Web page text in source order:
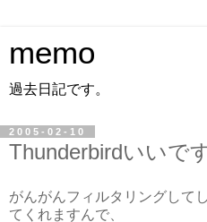
memo
過去日記です。
2005-02-10
Thunderbirdいいで
がんがんフィルタリングして
てくれますんで、